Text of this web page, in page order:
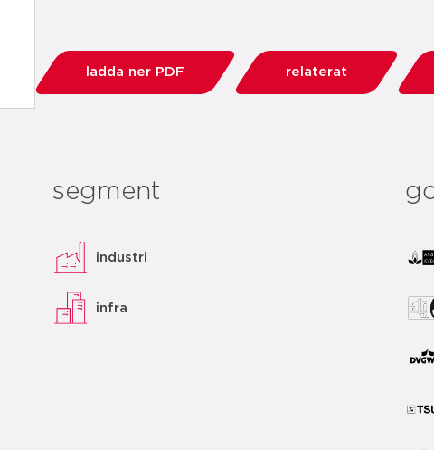
ladda ner PDF relaterat
segment
industri
infra